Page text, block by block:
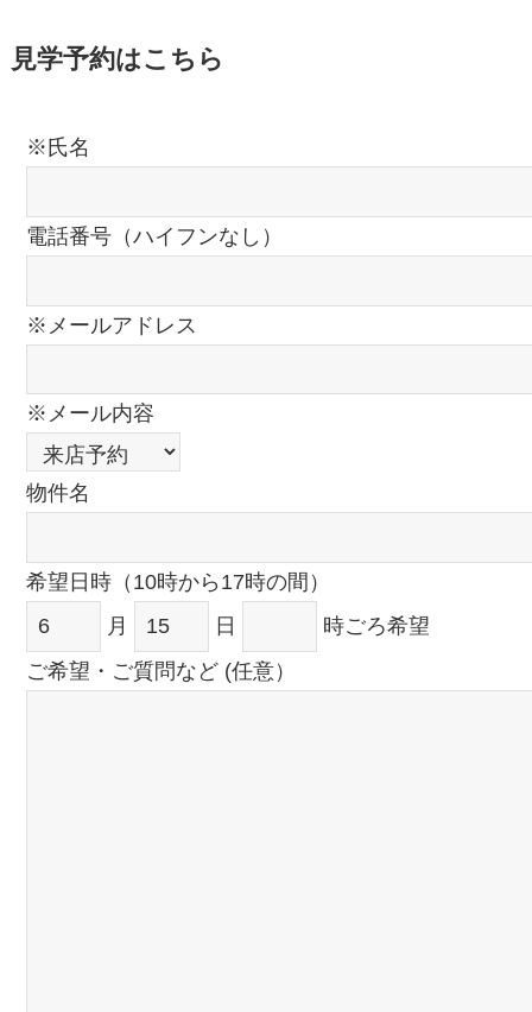
見学予約はこちら
※氏名
電話番号（ハイフンなし）
※メールアドレス
※メール内容
物件名
希望日時（10時から17時の間）
月
日
時ごろ希望
ご希望・ご質問など (任意）